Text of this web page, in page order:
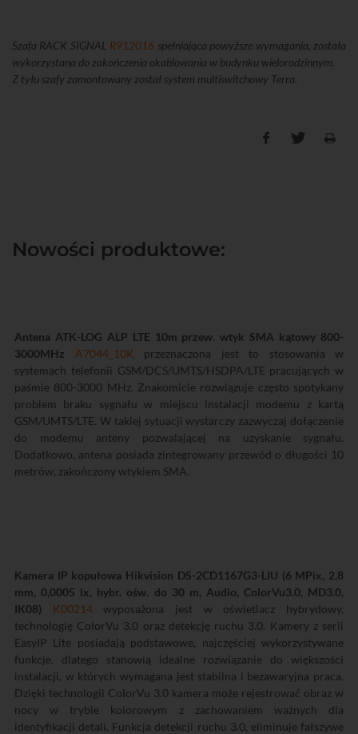
Szafa RACK SIGNAL R912016 spełniająca powyższe wymagania, została
wykorzystana do zakończenia okablowania w budynku wielorodzinnym.
Z tyłu szafy zamontowany został system multiswitchowy Terra.
Nowości produktowe:
Antena ATK-LOG ALP LTE 10m przew. wtyk SMA kątowy 800-
3000MHz
A7044_10K przeznaczona jest to stosowania w
systemach telefonii GSM/DCS/UMTS/HSDPA/LTE pracujących w
paśmie 800-3000 MHz. Znakomicie rozwiązuje często spotykany
problem braku sygnału w miejscu instalacji modemu z kartą
GSM/UMTS/LTE. W takiej sytuacji wystarczy zazwyczaj dołączenie
do modemu anteny pozwalającej na uzyskanie sygnału.
Dodatkowo, antena posiada zintegrowany przewód o długości 10
metrów, zakończony wtykiem SMA.
Kamera IP kopułowa Hikvision DS-2CD1167G3-LIU (6 MPix, 2,8
mm, 0,0005 lx, hybr. ośw. do 30 m, Audio, ColorVu3.0, MD3.0,
IK08)
K00214wyposażona jest w oświetlacz hybrydowy,
technologię ColorVu 3.0 oraz detekcję ruchu 3.0. Kamery z serii
EasyIP Lite posiadają podstawowe, najczęściej wykorzystywane
funkcje, dlatego stanowią idealne rozwiązanie do większości
instalacji, w których wymagana jest stabilna i bezawaryjna praca.
Dzięki technologii ColorVu 3.0 kamera może rejestrować obraz w
nocy w trybie kolorowym z zachowaniem ważnych dla
identyfikacji detali. Funkcja detekcji ruchu 3.0, eliminuje fałszywe